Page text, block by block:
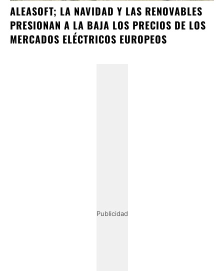
ALEASOFT; LA NAVIDAD Y LAS RENOVABLES
PRESIONAN A LA BAJA LOS PRECIOS DE LOS
MERCADOS ELÉCTRICOS EUROPEOS
Publicidad